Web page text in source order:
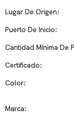
Lugar De Origen:
Puerto De Inicio:
Cantidad Mínima De
Certificado:
Color:
Marca: